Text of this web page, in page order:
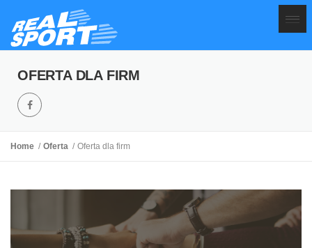
OFERTA DLA FIRM
Home Oferta Oferta dla firm